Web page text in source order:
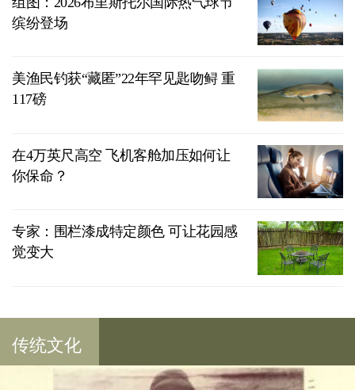
缤纷登场
美渔民钓获“藏匿”22年罕见匙吻鲟 重
117磅
在4万英尺高空 飞机客舱加压如何让
你保命？
专家：围栏漆成特定颜色 可让花园感
觉变大
传统文化